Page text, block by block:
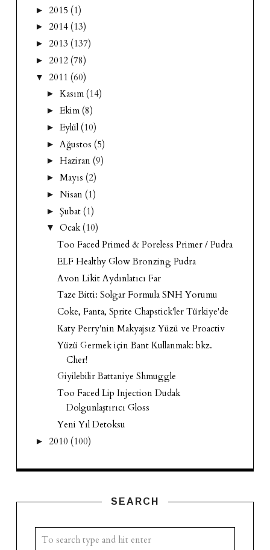
► 2015 (1)
► 2014 (13)
► 2013 (137)
► 2012 (78)
▼ 2011 (60)
► Kasım (14)
► Ekim (8)
► Eylül (10)
► Ağustos (5)
► Haziran (9)
► Mayıs (2)
► Nisan (1)
► Şubat (1)
▼ Ocak (10)
Too Faced Primed & Poreless Primer / Pudra
ELF Healthy Glow Bronzing Pudra
Avon Likit Aydınlatıcı Far
Taze Bitti: Solgar Formula SNH Yorumu
Coke, Fanta, Sprite Chapstick'ler Türkiye'de
Katy Perry'nin Makyajsız Yüzü ve Proactiv
Yüzü Germek için Bant Kullanmak: bkz.
Cher!
Giyilebilir Battaniye Shmuggle
Too Faced Lip Injection Dudak
Dolgunlaştırıcı Gloss
Yeni Yıl Detoksu
► 2010 (100)
SEARCH